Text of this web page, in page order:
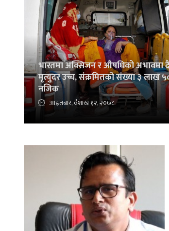
भारतमा अक्सिजन र औषधिको अभावमा
मृत्युदर उच्च, संक्रमितको संख्या ३ लाख
नजिक
आइतबार, वैशाख १२, २०७८